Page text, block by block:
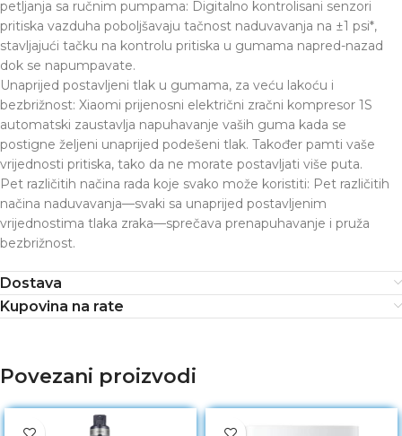
petljanja sa ručnim pumpama: Digitalno kontrolisani senzori
pritiska vazduha poboljšavaju tačnost naduvavanja na ±1 psi*,
stavljajući tačku na kontrolu pritiska u gumama napred-nazad
dok se napumpavate.
Unaprijed postavljeni tlak u gumama, za veću lakoću i
bezbrižnost: Xiaomi prijenosni električni zračni kompresor 1S
automatski zaustavlja napuhavanje vaših guma kada se
postigne željeni unaprijed podešeni tlak. Također pamti vaše
vrijednosti pritiska, tako da ne morate postavljati više puta.
Pet različitih načina rada koje svako može koristiti: Pet različitih
načina naduvavanja—svaki sa unaprijed postavljenim
vrijednostima tlaka zraka—sprečava prenapuhavanje i pruža
bezbrižnost.
Dostava
Kupovina na rate
Povezani proizvodi